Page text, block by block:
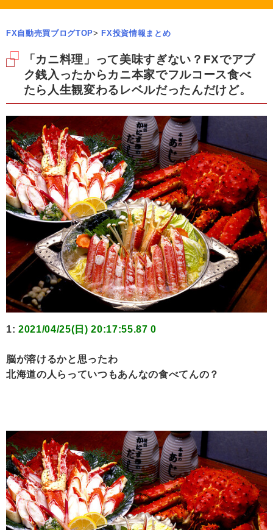
FX自動売買ブログTOP> FX投資情報まとめ
「カニ料理」って美味すぎない？FXでアブ
ク銭入ったからカニ本家でフルコース食べ
たら人生観変わるレベルだったんだけど。
1: 2021/04/25(日) 20:17:55.87 0
脳が溶けるかと思ったわ
北海道の人らっていつもあんなの食べてんの？